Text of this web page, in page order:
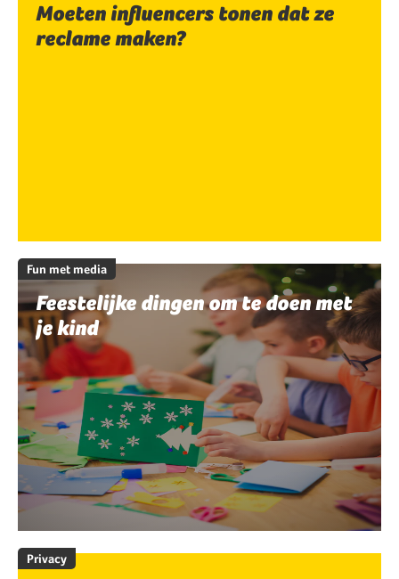
Moeten influencers tonen dat ze
reclame maken?
Fun met media
Feestelijke dingen om te doen met
je kind
Privacy